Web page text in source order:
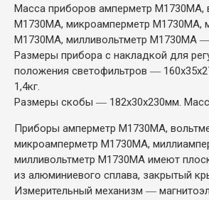
Масса приборов амперметр М1730МА,
М1730МА, микроамперметр М1730МА,
М1730МА, милливольтметр М1730МА ―
Размеры прибора с накладкой для
положения светофильтров ―
1,4кг.
Размеры скобы ― 182х30х230мм.
Приборы амперметр М1730МА,
микроамперметр М1730МА,
милливольтметр М1730МА имеют
из алюминиевого сплава, закрытый
Измерительный механизм ―